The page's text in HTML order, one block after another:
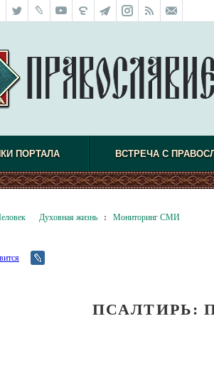
ПОРТАЛА ВСТРЕЧА С
Духовная жизнь : Мониторинг СМИ
ПСАЛТИРЬ: